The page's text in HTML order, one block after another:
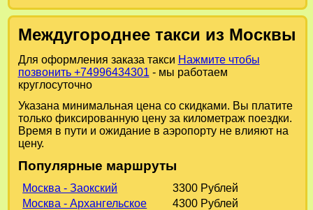
Междугороднее такси из Москвы
Для оформления заказа такси Нажмите чтобы
позвонить +74996434301 - мы работаем
круглосуточно
Указана минимальная цена со скидками. Вы платите
только фиксированную цену за километраж поездки.
Время в пути и ожидание в аэропорту не влияют на
цену.
Популярные маршруты
Москва - Заокский
3300 Рублей
Москва - Архангельское
4300 Рублей